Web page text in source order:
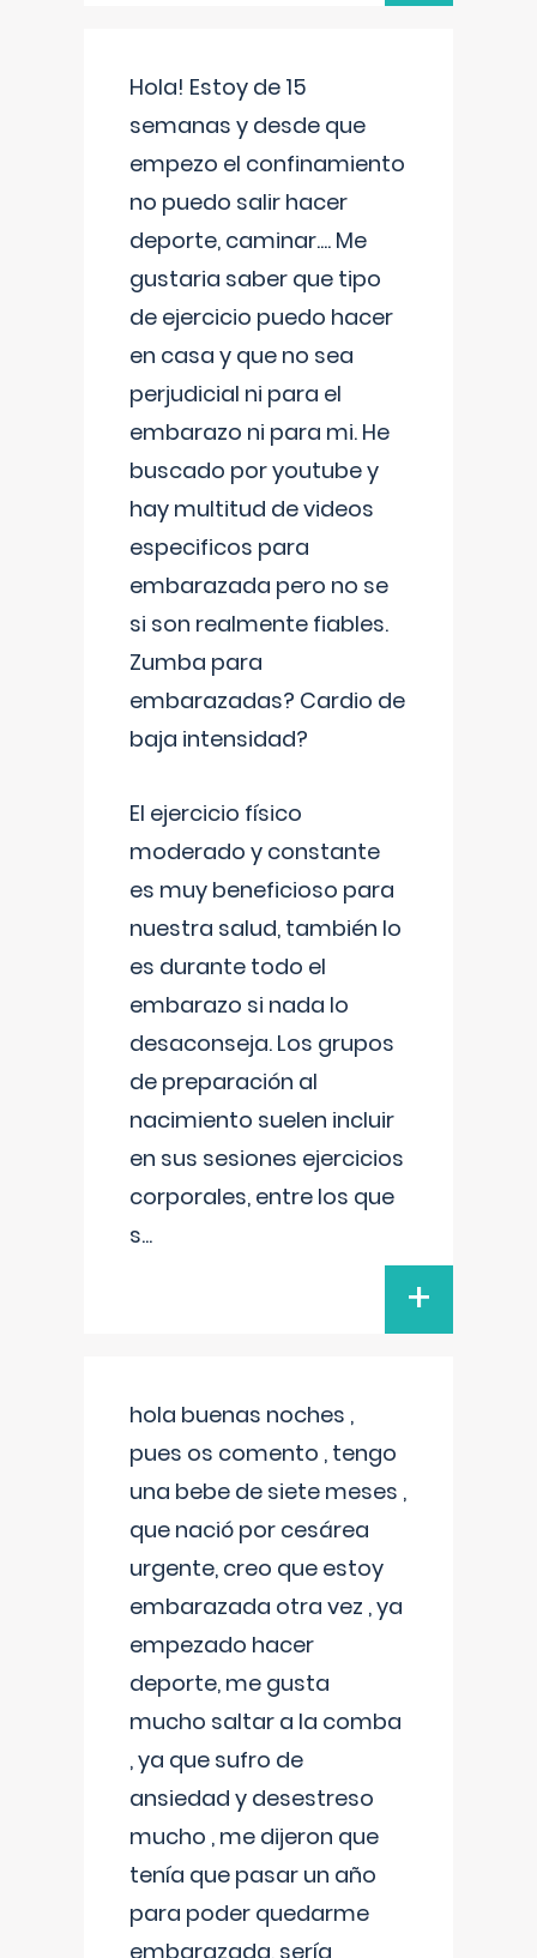
Hola! Estoy de 15
semanas y desde que
empezo el confinamiento
no puedo salir hacer
deporte, caminar.... Me
gustaria saber que tipo
de ejercicio puedo hacer
en casa y que no sea
perjudicial ni para el
embarazo ni para mi. He
buscado por youtube y
hay multitud de videos
especificos para
embarazada pero no se
si son realmente fiables.
Zumba para
embarazadas? Cardio de
baja intensidad?
El ejercicio físico
moderado y constante
es muy beneficioso para
nuestra salud, también lo
es durante todo el
embarazo si nada lo
desaconseja. Los grupos
de preparación al
nacimiento suelen incluir
en sus sesiones ejercicios
corporales, entre los que
s...
+
hola buenas noches ,
pues os comento , tengo
una bebe de siete meses ,
que nació por cesárea
urgente, creo que estoy
embarazada otra vez , ya
empezado hacer
deporte, me gusta
mucho saltar a la comba
, ya que sufro de
ansiedad y desestreso
mucho , me dijeron que
tenía que pasar un año
para poder quedarme
embarazada, sería